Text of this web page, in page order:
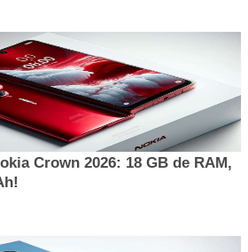
Crown 2026: 18 GB de RAM,